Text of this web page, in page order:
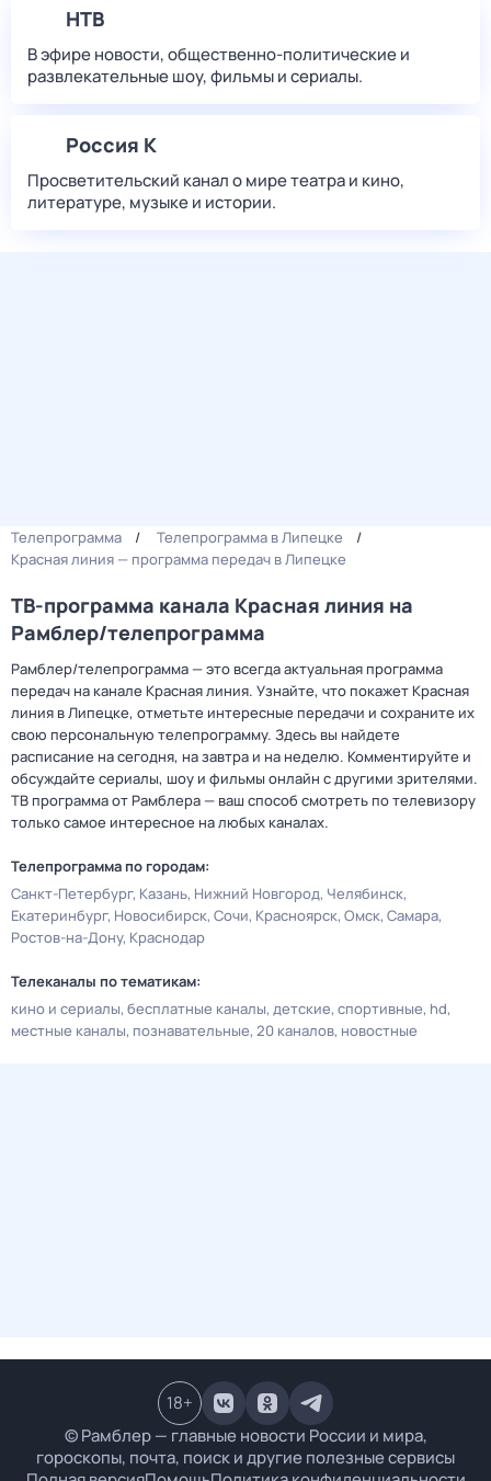
НТВ
В эфире новости, общественно-политические и
развлекательные шоу, фильмы и сериалы.
Россия К
Просветительский канал о мире театра и кино,
литературе, музыке и истории.
Телепрограмма
Телепрограмма в Липецке
Красная линия — программа передач в Липецке
ТВ-программа канала Красная линия на
Рамблер/телепрограмма
Рамблер/телепрограмма — это всегда актуальная программа
передач на канале Красная линия. Узнайте, что покажет Красная
линия в Липецке, отметьте интересные передачи и сохраните их
свою персональную телепрограмму. Здесь вы найдете
расписание на сегодня, на завтра и на неделю. Комментируйте и
обсуждайте сериалы, шоу и фильмы онлайн с другими зрителями.
ТВ программа от Рамблера — ваш способ смотреть по телевизору
только самое интересное на любых каналах.
Телепрограмма по городам:
Санкт-Петербург Казань Нижний Новгород Челябинск
Екатеринбург Новосибирск Сочи Красноярск Омск Самара
Ростов-на-Дону Краснодар
Телеканалы по тематикам:
кино и сериалы бесплатные каналы детские спортивные hd
местные каналы познавательные 20 каналов новостные
© Рамблер — главные новости России и мира,
гороскопы, почта, поиск и другие полезные сервисы
18+